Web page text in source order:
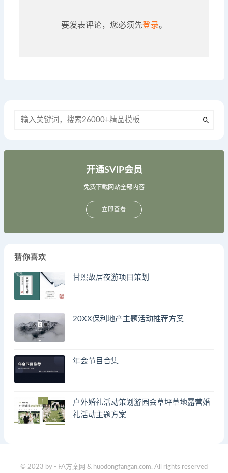
要发表评论，您必须先登录。
开通SVIP会员
免费下载网站全部内容
立即查看
猜你喜欢
甘熙故居夜游项目策划
20XX保利地产主题活动推荐方案
年会节目合集
户外婚礼活动策划游园会草坪草地露营婚
礼活动主题方案
© 2023 by - FA方案网 & huodongfangan.com. All rights reserved